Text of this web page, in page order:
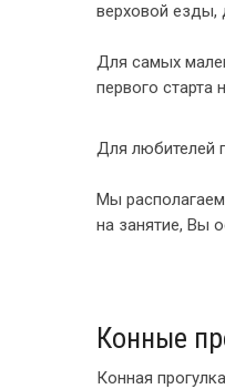
верховой езды,
Для самых
первого старта
Для любителей
Мы
на занятие, Вы
Конные
Конная